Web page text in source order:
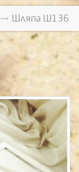
Шляпа Ш136